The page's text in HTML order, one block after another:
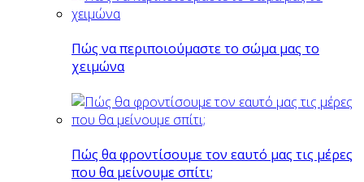
Πώς να περιποιούμαστε το σώμα μας το
χειμώνα
Πώς θα φροντίσουμε τον εαυτό μας τις μέρες
που θα μείνουμε σπίτι;